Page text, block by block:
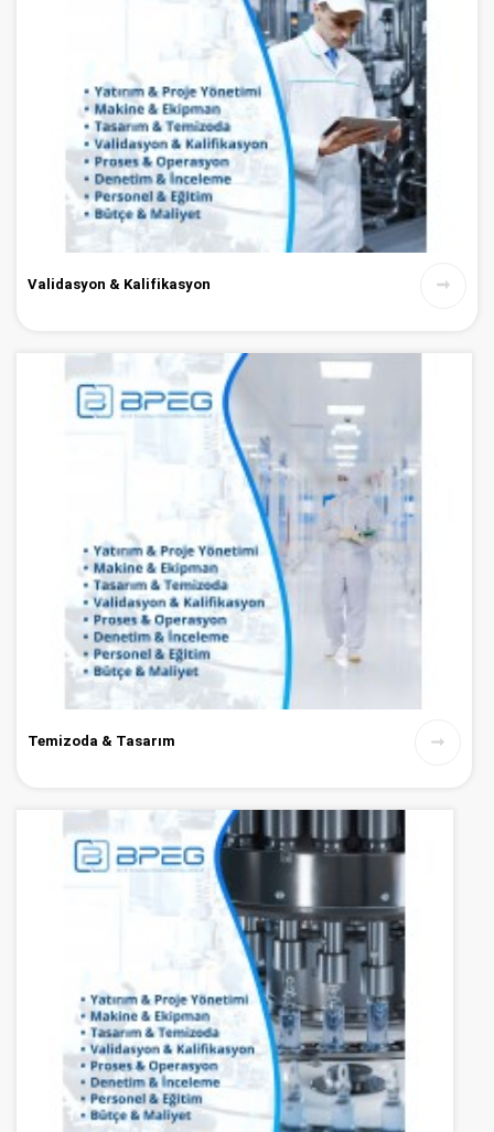
Validasyon & Kalifikasyon
Temizoda & Tasarım